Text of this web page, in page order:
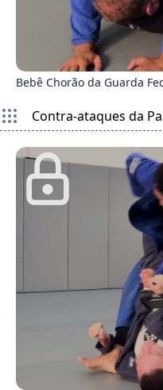
Bebê Chorão da Guarda
Contra-ataques da